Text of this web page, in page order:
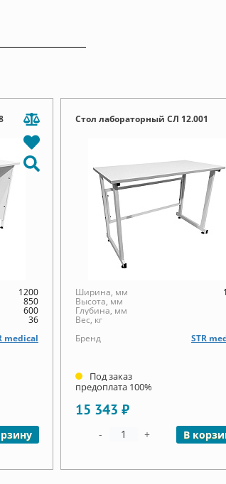
1200
850
600
36
medical
Стол лабораторный СЛ 12.001
Ширина, мм
Высота, мм
Глубина, мм
Вес, кг
Бренд
STR
Под заказ
предоплата 100%
15 343 ₽
- + В